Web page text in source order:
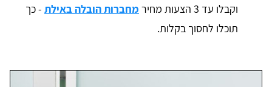
וקבלו עד 3 הצעות מחיר
מחברות הובלה באילת - כך
תוכלו לחסוך בקלות.